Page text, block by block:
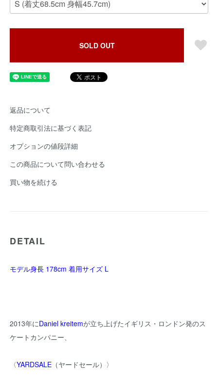
SOLD OUT
返品について
特定商取引法に基づく表記
オプションの値段詳細
この商品について問い合わせる
買い物を続ける
DETAIL
モデル身長 178cm 着用サイズ L
2013年にDaniel kreitemが立ち上げたイギリス・ロンドン発のス
ケートカンパニー、
〈YARDSALE （ヤードセール）〉